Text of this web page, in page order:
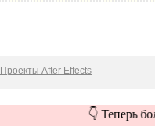
Проекты After Effects
👇 Теперь